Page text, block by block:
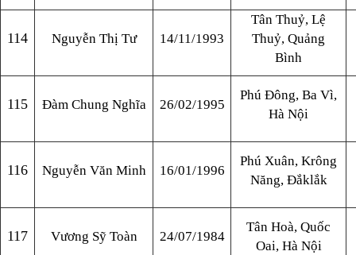
114 Nguyễn Thị Tư 14/11/1993
Tân Thuỷ, Lệ
Thuỷ, Quảng
Bình
115 Đàm Chung Nghĩa 26/02/1995
Phú Đông, Ba Vì,
Hà Nội
116 Nguyễn Văn Minh 16/01/1996
Phú Xuân, Krông
Năng, Đắklắk
117 Vương Sỹ Toàn 24/07/1984
Tân Hoà, Quốc
Oai, Hà Nội